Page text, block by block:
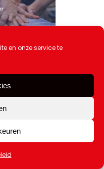
en onze service te
red levens in